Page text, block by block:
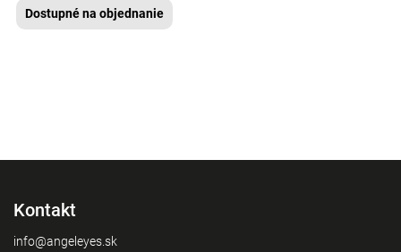
Dostupné na objednanie
Kontakt
info@angeleyes.sk